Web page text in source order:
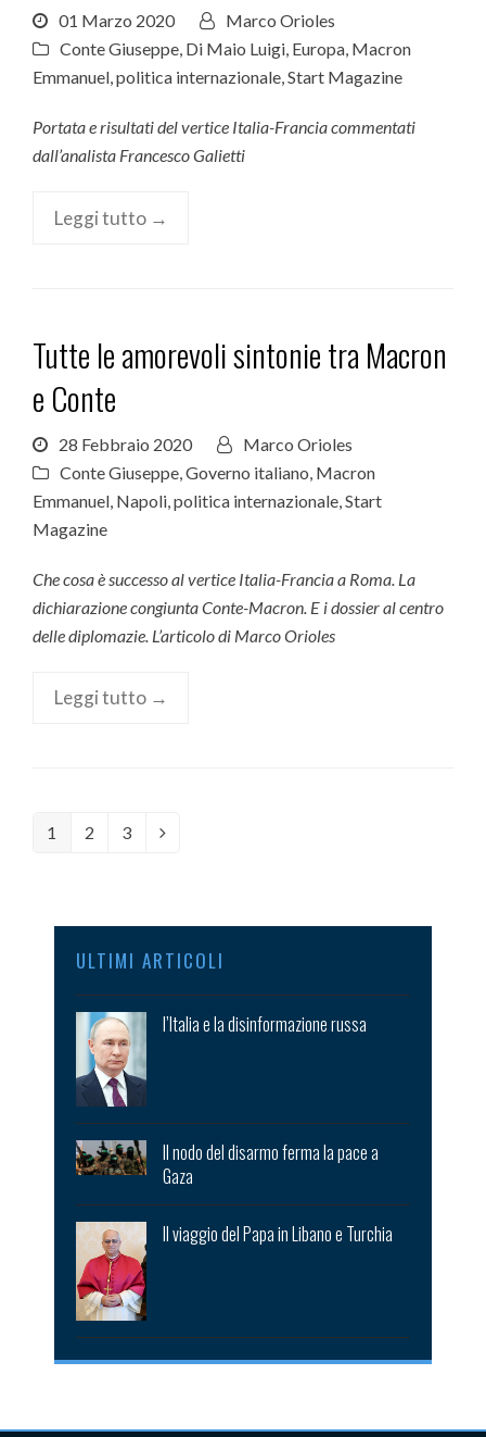
01 Marzo 2020
Marco Orioles
Conte Giuseppe, Di Maio Luigi, Europa, Macron
Emmanuel,politica internazionale,Start Magazine
Portata e risultati del vertice Italia-Francia commentati
dall’analista Francesco Galietti
Leggi tutto →
Tutte le amorevoli sintonie tra Macron
e Conte
28 Febbraio 2020
Marco Orioles
Conte Giuseppe Governo italiano Macron
Emmanuel Napoli politica internazionale Start
Magazine
Che cosa è successo al vertice Italia-Francia a Roma. La
dichiarazione congiunta Conte-Macron. E i dossier al centro
delle diplomazie. L’articolo di Marco Orioles
Leggi tutto →
Page
1 Page
2 Page
3
ULTIMI ARTICOLI
l’Italia e la disinformazione russa
Il nodo del disarmo ferma la pace a
Gaza
Il viaggio del Papa in Libano e Turchia